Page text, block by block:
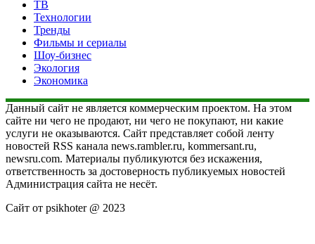
ТВ
Технологии
Тренды
Фильмы и сериалы
Шоу-бизнес
Экология
Экономика
Данный сайт не является коммерческим проектом. На этом
сайте ни чего не продают, ни чего не покупают, ни какие
услуги не оказываются. Сайт представляет собой ленту
новостей RSS канала news.rambler.ru, kommersant.ru,
newsru.com. Материалы публикуются без искажения,
ответственность за достоверность публикуемых новостей
Администрация сайта не несёт.
Сайт от psikhoter @ 2023